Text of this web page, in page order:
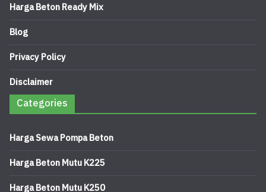
Harga Beton Ready Mix
Blog
Privacy Policy
Disclaimer
Categories
Harga Sewa Pompa Beton
Harga Beton Mutu K225
Harga Beton Mutu K250